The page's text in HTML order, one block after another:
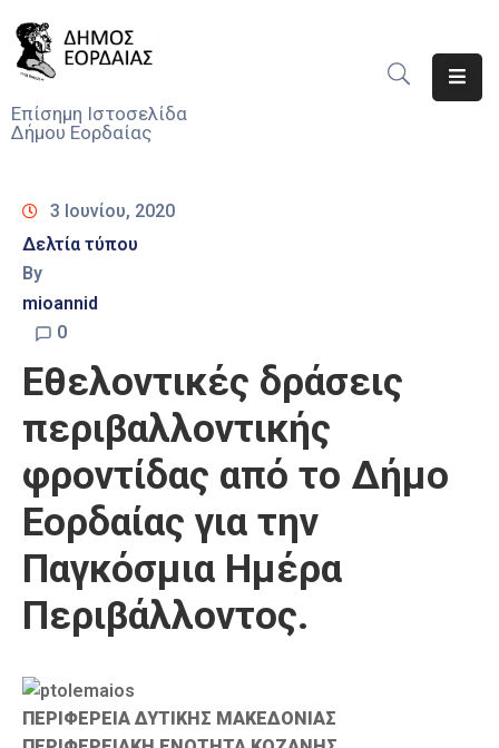
Επίσημη Ιστοσελίδα
Δήμου Εορδαίας
Νέα
Υπηρεσίες
Του
Δήμου
Προσκλήσεις
Αποφάσεις
Τηλέφωνα
Καιρός
3 Ιουνίου, 2020
Δελτία τύπου
By
mioannid
0
Εθελοντικές δράσεις
περιβαλλοντικής
φροντίδας από το Δήμο
Εορδαίας για την
Παγκόσμια Ημέρα
Περιβάλλοντος.
ΠΕΡΙΦΕΡΕΙΑ ΔΥΤΙΚΗΣ ΜΑΚΕΔΟΝΙΑΣ